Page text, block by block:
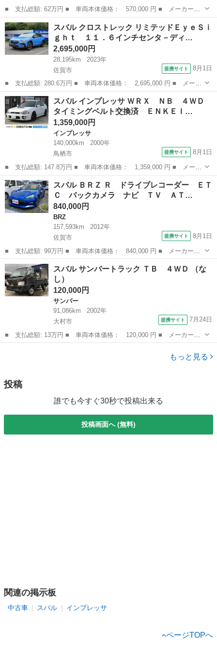
■ 支払総額: 62万円 ■ 車両本体価格： 570,000 円 ■ メーカー
名： スバル ■ 車種名： ステラ ■ グレード名： カスタムＲ
Ｓ ４ＷＤ ＥＴＣ バックカメラ ナビ ＬＥＤヘッドランプ ス
マートキー アイド...
佐賀 唐津市 ステラ
スバル クロストレック リミテッドＥｙｅＳｉ
ｇｈｔ １１．６インチセンタ－ディ…
2,695,000円
28,195km
2023年
佐賀市
提携サイト 8月1日
■ 支払総額: 280.6万円 ■ 車両本体価格： 2,695,000 円 ■ メーカ
ー名： スバル ■ 車種名： クロストレック ■ グレード名： リ
ミテッドＥｙｅＳｉｇｈｔ １１．６インチセンタ－ディスプレイ＆
インフォ...
佐賀 佐賀市 スバル
スバル インプレッサ ＷＲＸ ＮＢ ４ＷＤ
タイミングベルト交換済 ＥＮＫＥＩ…
1,359,000円
インプレッサ
140,000km
2000年
鳥栖市
提携サイト 8月1日
■ 支払総額: 147.8万円 ■ 車両本体価格： 1,359,000 円 ■ メーカ
ー名： スバル ■ 車種名： インプレッサ ■ グレード名： ＷＲ
Ｘ ＮＢ ４ＷＤ タイミングベルト交換済 ＥＮＫＥＩ１７ＡＷ
テイン車...
佐賀 鳥栖市
スバル ＢＲＺ Ｒ ドライブレコーダー ＥＴ
Ｃ バックカメラ ナビ ＴＶ ＡＴ…
840,000円
BRZ
157,593km
2012年
佐賀市
提携サイト 8月1日
■ 支払総額: 99万円 ■ 車両本体価格： 840,000 円 ■ メーカー
名： スバル ■ 車種名： ＢＲＺ ■ グレード名： Ｒ ドライブ
レコーダー ＥＴＣ バックカメラ ナビ ＴＶ ＡＴ ＨＩＤ キ
ーレスエントリー...
佐賀 佐賀市
スバル サンバートラック ＴＢ ４ＷＤ （な
し）
120,000円
サンバー
91,086km
2002年
大村市
提携サイト 7月24日
■ 支払総額: 13万円 ■ 車両本体価格： 120,000 円 ■ メーカー
名： スバル ■ 車種名： サンバートラック ■ グレード名： Ｔ
Ｂ ４ＷＤ ■ 排気量： 660cc ■ ドア枚数： 2D ■ ミッション：
もっと見る
投稿
誰でも今すぐ30秒で投稿出来る
投稿画面へ (無料)
関連の掲示板
中古車 スバル インプレッサ
ページTOPへ